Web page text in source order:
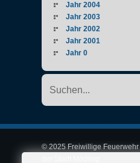
Jahr 2004
Jahr 2003
Jahr 2002
Jahr 2001
Jahr 0
© 2025 Freiwillige Feuerwehr